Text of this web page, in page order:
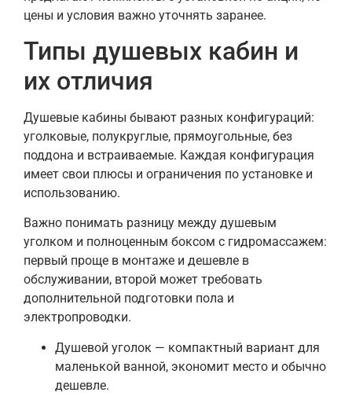
цены и условия важно уточнять заранее.
Типы душевых кабин и
их отличия
Душевые кабины бывают разных конфигураций:
уголковые, полукруглые, прямоугольные, без
поддона и встраиваемые. Каждая конфигурация
имеет свои плюсы и ограничения по установке и
использованию.
Важно понимать разницу между душевым
уголком и полноценным боксом с гидромассажем:
первый проще в монтаже и дешевле в
обслуживании, второй может требовать
дополнительной подготовки пола и
электропроводки.
Душевой уголок — компактный вариант для
маленькой ванной, экономит место и обычно
дешевле.